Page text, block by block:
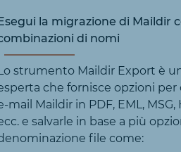
Esegui la migrazione di Maildir
di nomi
Lo strumento Maildir Export è
che fornisce opzioni per
mail Maildir in PDF, EML, MSG,
e salvarle in base a più
file come: